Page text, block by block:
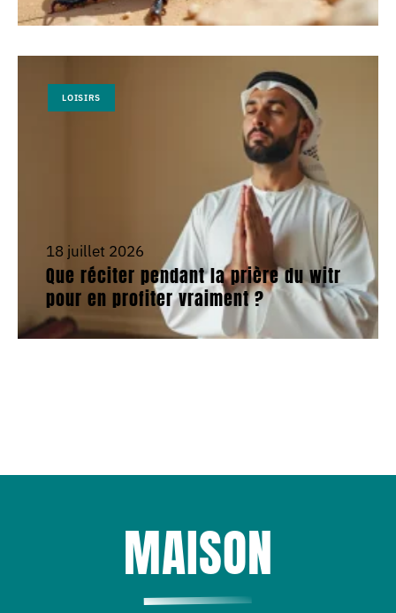
LOISIRS
18 juillet 2026
Que réciter pendant la prière du witr
pour en profiter vraiment ?
MAISON